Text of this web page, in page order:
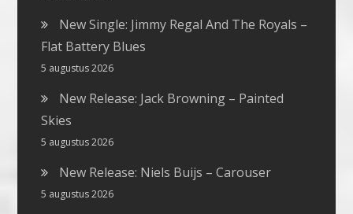
New Single: Jimmy Regal And The Royals –
Flat Battery Blues
5 augustus 2026
New Release: Jack Browning – Painted
Skies
5 augustus 2026
New Release: Niels Buijs – Carouser
5 augustus 2026